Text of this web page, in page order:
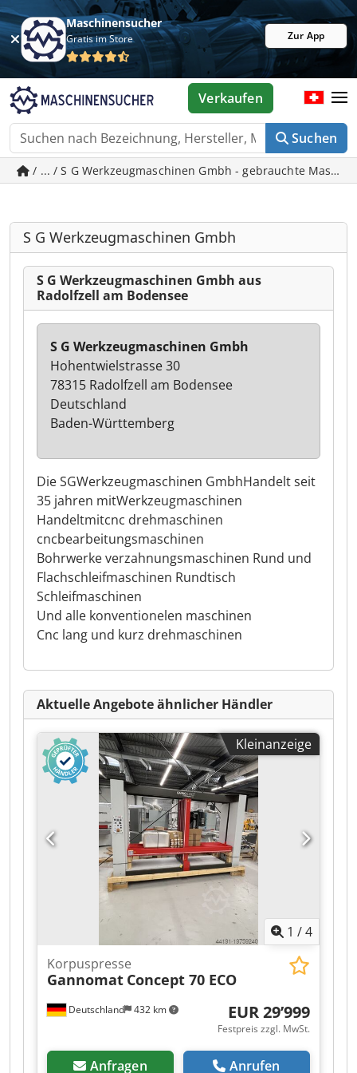
Maschinensucher
Gratis im Store Zur App
Suchen
Verkaufen
/ ... / S G Werkzeugmaschinen Gmbh - gebrauchte
S G Werkzeugmaschinen Gmbh
S G Werkzeugmaschinen Gmbh aus
Radolfzell am Bodensee
Die SGWerkzeugmaschinen GmbhHandelt seit
35 jahren mitWerkzeugmaschinen
Handeltmitcnc drehmaschinen
cncbearbeitungsmaschinen
Bohrwerke verzahnungsmaschinen Rund und
Flachschleifmaschinen Rundtisch
Schleifmaschinen
Und alle konventionelen maschinen
Cnc lang und kurz drehmaschinen
S G Werkzeugmaschinen Gmbh
Hohentwielstrasse 30
78315 Radolfzell am Bodensee
Deutschland
Baden-Württemberg
Aktuelle Angebote ähnlicher Händler
Kleinanzeige
1 /4
Deutschland 432 km
Korpuspresse
Gannomat Concept 70 ECO
EUR 29’999
Festpreis zzgl. MwSt.
Anfragen Anrufen